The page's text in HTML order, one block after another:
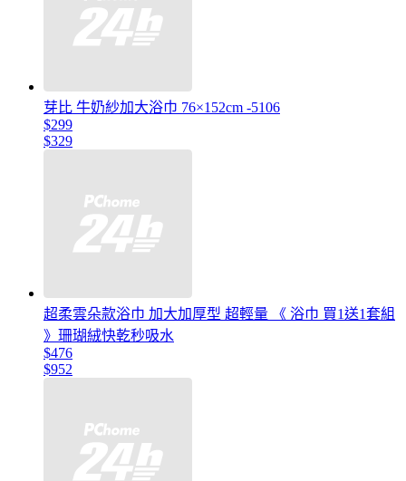
芽比 牛奶紗加大浴巾 76×152cm -5106
$299
$329
超柔雲朵款浴巾 加大加厚型 超輕量 《 浴巾 買1送1套組
》珊瑚絨快乾秒吸水
$476
$952